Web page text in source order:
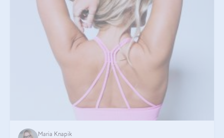
Maria Knapik